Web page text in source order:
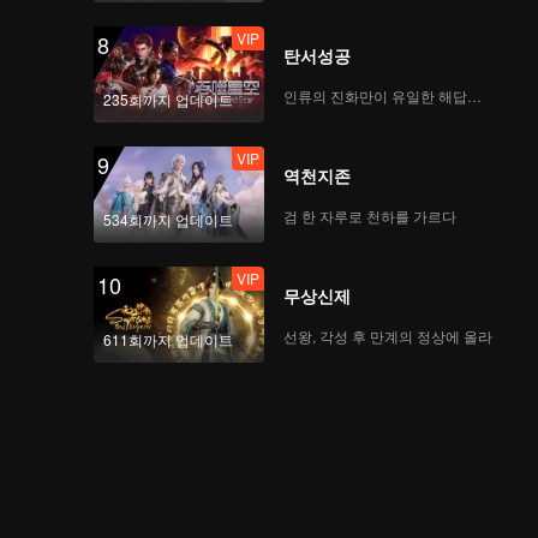
라스트 타임_08A회
라스트 타임_08B회
라스트 타임_08C회
8
235회까지 업데이트
VIP
탄서성공
인류의 진화만이 유일한 해답이다
9
534회까지 업데이트
VIP
역천지존
검 한 자루로 천하를 가르다
10
611회까지 업데이트
VIP
무상신제
선왕, 각성 후 만계의 정상에 올라